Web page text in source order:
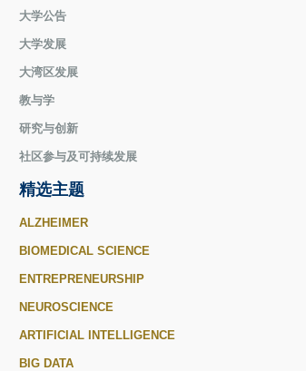
大学公告
大学发展
大湾区发展
教与学
研究与创新
社区参与及可持续发展
精选主题
ALZHEIMER
BIOMEDICAL SCIENCE
ENTREPRENEURSHIP
NEUROSCIENCE
ARTIFICIAL INTELLIGENCE
BIG DATA